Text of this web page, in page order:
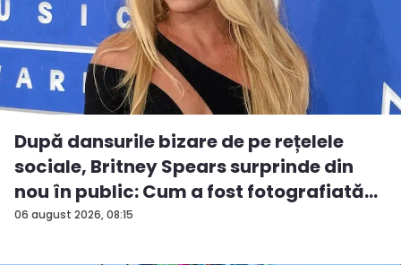
06 august 2026, 08:15
După dansurile bizare de pe rețelele
sociale, Britney Spears surprinde din
nou în public: Cum a fost fotografiată
î...